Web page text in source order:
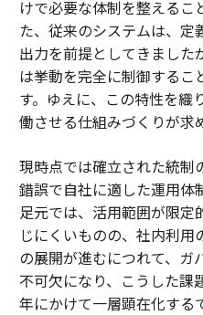
けで必要な体制を整えるこ
た、従来のシステムは、
出力を前提としてきました
は挙動を完全に制御するこ
す。ゆえに、この特性を織
働させる仕組みづくりが求
現時点では確立された統制
錯誤で自社に適した運用体
足元では、活用範囲が限
じにくいものの、社内利
の展開が進むにつれて、ガ
不可欠になり、こうした課
年にかけて一層顕在化する